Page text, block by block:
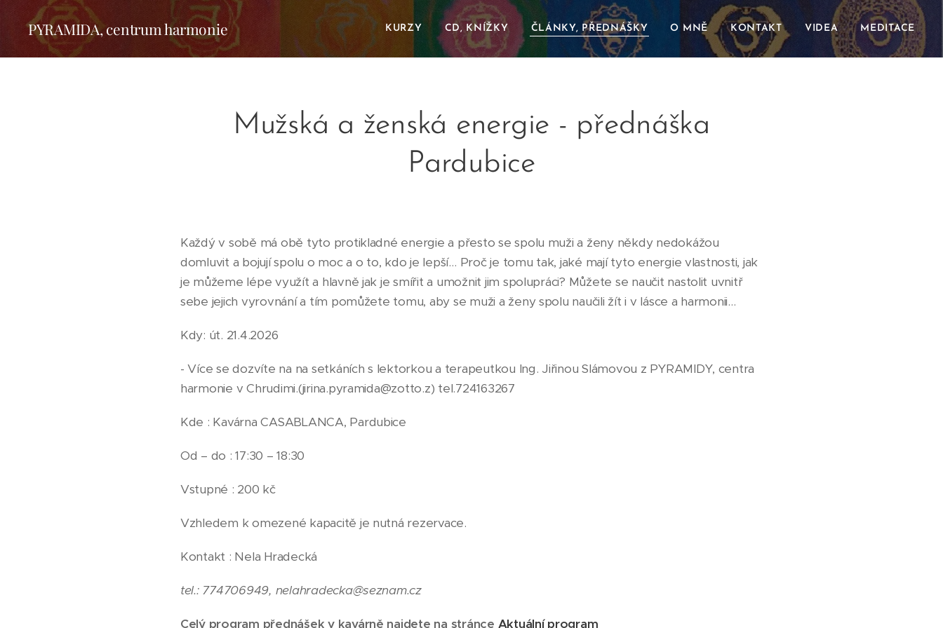
PYRAMIDA, centrum harmonie KURZY CD, KNÍŽKY ČLÁNKY, PŘEDNÁŠKY O MNĚ KONTAKT VIDEA MEDITACE
Mužská a ženská energie - přednáška
Pardubice
Každý v sobě má obě tyto protikladné energie a přesto se spolu muži a ženy někdy nedokážou
domluvit a bojují spolu o moc a o to, kdo je lepší… Proč je tomu tak, jaké mají tyto energie vlastnosti, jak
je můžeme lépe využít a hlavně jak je smířit a umožnit jim spolupráci? Můžete se naučit nastolit uvnitř
sebe jejich vyrovnání a tím pomůžete tomu, aby se muži a ženy spolu naučili žít i v lásce a harmonii…
Kdy: út. 21.4.2026
- Více se dozvíte na na setkáních s lektorkou a terapeutkou Ing. Jiřinou Slámovou z PYRAMIDY, centra
harmonie v Chrudimi.(jirina.pyramida@zotto.z) tel.724163267
Kde : Kavárna CASABLANCA, Pardubice
Od – do : 17:30 – 18:30
Vstupné : 200 kč
Vzhledem k omezené kapacitě je nutná rezervace.
Kontakt : Nela Hradecká
tel.: 774706949, nelahradecka@seznam.cz
Celý program přednášek v kavárně najdete na stránce Aktuální program